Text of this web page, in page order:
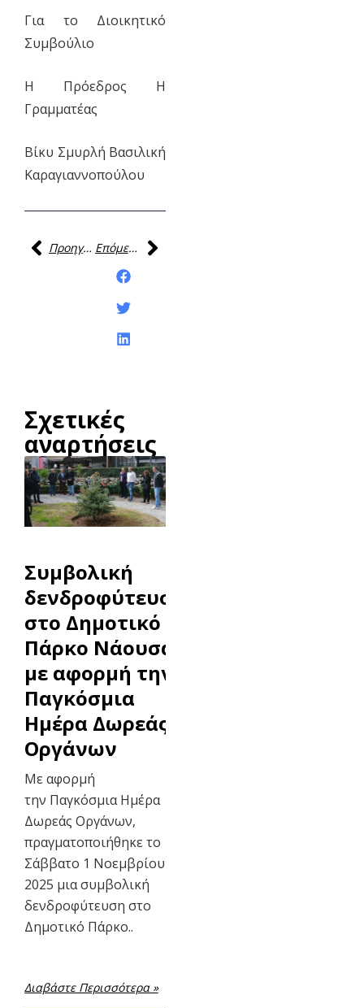
Για το Διοικητικό
Συμβούλιο
Η Πρόεδρος Η
Γραμματέας
Βίκυ Σμυρλή Βασιλική
Καραγιαννοπούλου
Προηγούμενη
Επόμενη
Σχετικές
αναρτήσεις
Συμβολική
δενδροφύτευση
στο Δημοτικό
Πάρκο Νάουσας
με αφορμή την
Παγκόσμια
Ημέρα Δωρεάς
Οργάνων
Με αφορμή
την Παγκόσμια Ημέρα
Δωρεάς Οργάνων,
πραγματοποιήθηκε το
Σάββατο 1 Νοεμβρίου
2025 μια συμβολική
δενδροφύτευση στο
Δημοτικό Πάρκο..
Διαβάστε Περισσότερα »